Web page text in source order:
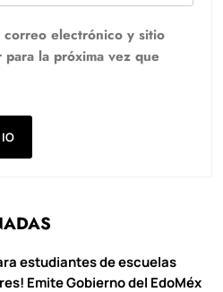
correo electrónico y sitio
la próxima vez que
estudiantes de escuelas
Emite Gobierno del EdoMéx